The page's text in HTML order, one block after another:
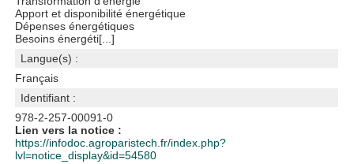
Apport et disponibilité énergétique
Dépenses énergétiques
Besoins énergéti[...]
Langue(s) :
Français
Identifiant :
978-2-257-00091-0
Lien vers la notice :
https://infodoc.agroparistech.fr/index.php?
lvl=notice_display&id=54580